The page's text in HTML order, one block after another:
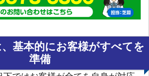
基本的にお客様がすべてを
準備